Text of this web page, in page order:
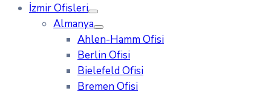
İzmir Ofisleri
Almanya
Ahlen-Hamm Ofisi
Berlin Ofisi
Bielefeld Ofisi
Bremen Ofisi